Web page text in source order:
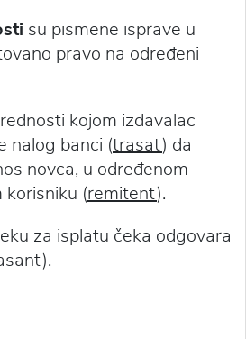
su pismene isprave u
pravo na određeni
kojom izdavalac
nalog banci (trasat) da
novca, u određenom
(remitent).
za isplatu čeka odgovara